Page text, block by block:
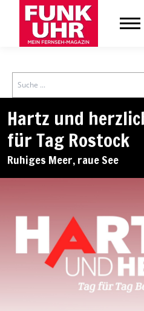
Search
Hartz und
für Tag Rostock
Ruhiges Meer, raue See